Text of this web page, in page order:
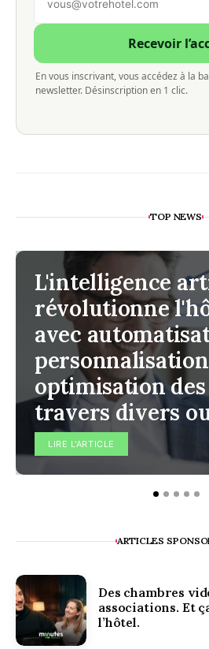
Recevoir
En vous inscrivant, vous accédez à la
newsletter. Désinscription en 1 clic.
TOP NEWS
L'intelligence
révolutionne
avec
optimisation
travers divers
LIRE L'ARTICLE
ARTICLES
Des chambres
associations. Et
l’hôtel.